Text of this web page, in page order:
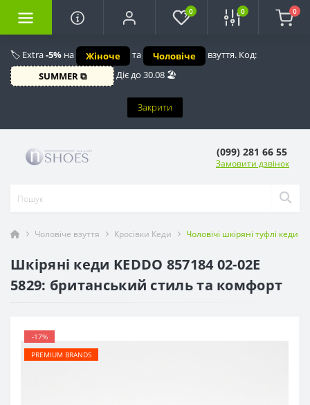
🏷️ Extra-5% на Жіноче та Чоловіче
взуття. Код:
SUMMER ⧉
Діє до 30.08 🏖️
Закрити
0 0 0
(099) 281 66 55
Замовити дзвінок
Чоловіче взуття Кросівки Кеди Чоловічі шкіряні туфлі кеди
Шкіряні кеди KEDDO 857184 02-02E
5829: британський стиль та комфорт
-17%
PREMIUM BRANDS